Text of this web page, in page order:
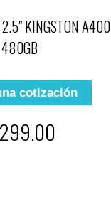
2.5" KINGSTON A400
480GB
cotización